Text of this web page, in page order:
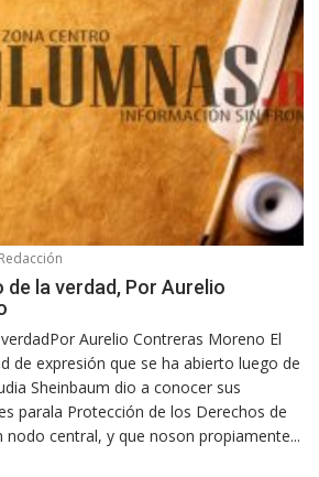
la verdad, Por Aurelio
Aurelio Contreras Moreno El
de expresión que se ha abierto luego de
Sheinbaum dio a conocer sus
parala Protección de los Derechos de
nodo central, y que noson propiamente...